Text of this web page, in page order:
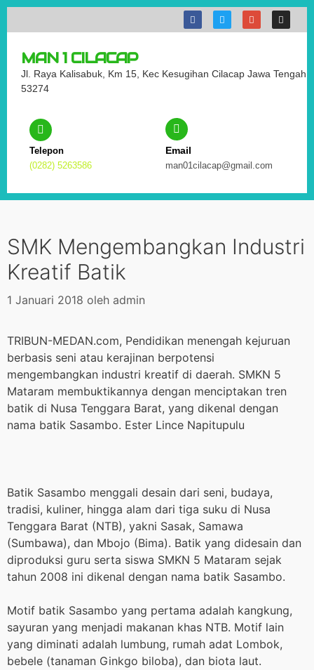
MAN 1 CILACAP
Jl. Raya Kalisabuk, Km 15, Kec Kesugihan Cilacap Jawa Tengah
53274
Telepon
(0282) 5263586
Email
man01cilacap@gmail.com
SMK Mengembangkan Industri
Kreatif Batik
1 Januari 2018 oleh admin
TRIBUN-MEDAN.com, Pendidikan menengah kejuruan
berbasis seni atau kerajinan berpotensi
mengembangkan industri kreatif di daerah. SMKN 5
Mataram membuktikannya dengan menciptakan tren
batik di Nusa Tenggara Barat, yang dikenal dengan
nama batik Sasambo. Ester Lince Napitupulu
Batik Sasambo menggali desain dari seni, budaya,
tradisi, kuliner, hingga alam dari tiga suku di Nusa
Tenggara Barat (NTB), yakni Sasak, Samawa
(Sumbawa), dan Mbojo (Bima). Batik yang didesain dan
diproduksi guru serta siswa SMKN 5 Mataram sejak
tahun 2008 ini dikenal dengan nama batik Sasambo.
Motif batik Sasambo yang pertama adalah kangkung,
sayuran yang menjadi makanan khas NTB. Motif lain
yang diminati adalah lumbung, rumah adat Lombok,
bebele (tanaman Ginkgo biloba), dan biota laut.